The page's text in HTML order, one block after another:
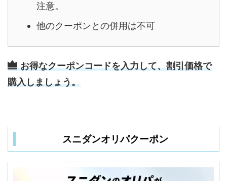
注意。
他のクーポンとの併用は不可
お得なクーポンコードを入力して、割引価格で
購入しましょう。
スニダンオリパクーポン